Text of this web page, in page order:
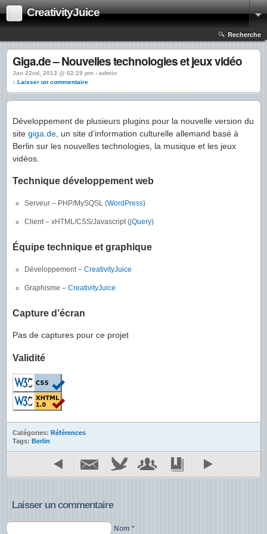
CreativityJuice
Recherche
Giga.de – Nouvelles technologies et jeux vidéo
Jan 22nd, 2013 @ 02:29 pm › admin
↓ Laisser un commentaire
Développement de plusieurs plugins pour la nouvelle version du
site giga.de , un site d’information culturelle allemand basé à
Berlin sur les nouvelles technologies, la musique et les jeux
vidéos.
Technique développement web
Serveur – PHP/MySQSL (WordPress)
Client – xHTML/CSS/Javascript (jQuery)
Équipe technique et graphique
Développement – CreativityJuice
Graphisme – CreativityJuice
Capture d’écran
Pas de captures pour ce projet
Validité
Catégories: Références
Tags: Berlin
Laisser un commentaire
Nom *